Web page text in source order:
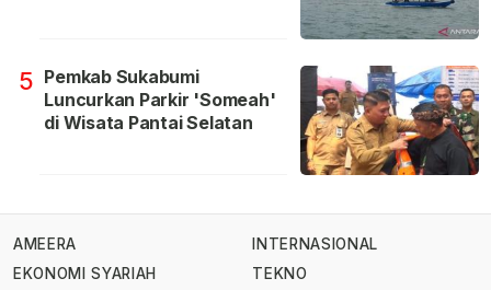
5 Pemkab Sukabumi
Luncurkan Parkir 'Someah'
di Wisata Pantai Selatan
AMEERA
EKONOMI SYARIAH
INTERNASIONAL
TEKNO